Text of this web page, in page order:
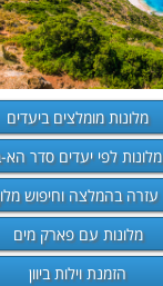
מלונות מומלצים ביעדים
מלונות לפי יעדים סדר
עזרה בהמלצה וחיפוש
מלונות עם פארק מים
הזמנת וילות ביוון